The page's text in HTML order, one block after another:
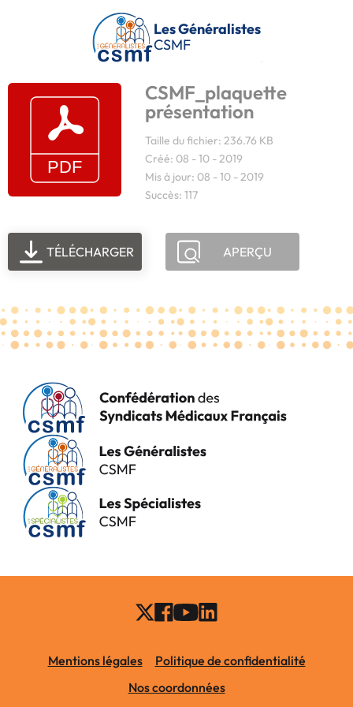
Passer au contenu principal
Les Généralistes
CSMF
CSMF_plaquette
présentation
Taille du fichier: 236.76 KB
Créé: 08 - 10 - 2019
Mis à jour: 08 - 10 - 2019
Succès: 117
TÉLÉCHARGER APERÇU
Mentions légales
Politique de confidentialité
Nos coordonnées